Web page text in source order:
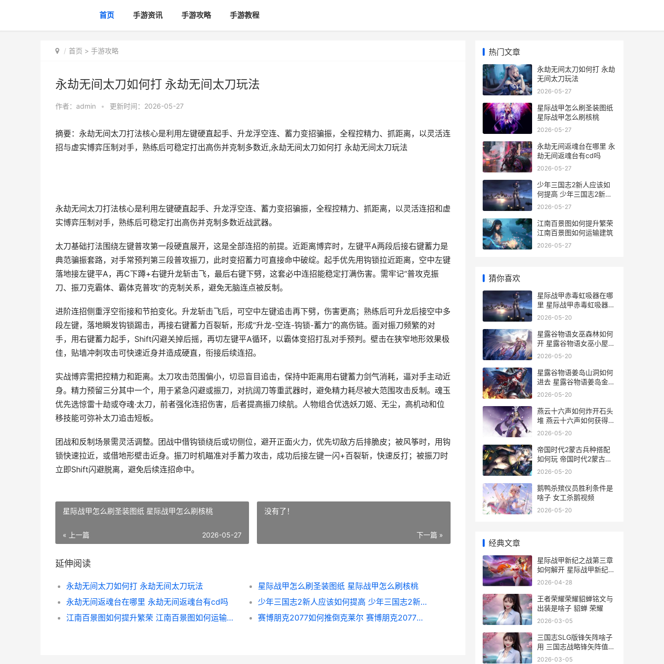
首页 手游资讯 手游攻略 手游教程
首页 > 手游攻略
永劫无间太刀如何打 永劫无间太刀玩法
作者： admin • 更新时间：2026-05-27
摘要：永劫无间太刀打法核心是利用左键硬直起手、升龙浮空连、蓄力变招骗振，全程控精力、抓距离，以灵活连
招与虚实博弈压制对手，熟练后可稳定打出高伤并克制多数近,永劫无间太刀如何打 永劫无间太刀玩法
永劫无间太刀打法核心是利用左键硬直起手、升龙浮空连、蓄力变招骗振，全程控精力、抓距离，以灵活连招和虚
实博弈压制对手，熟练后可稳定打出高伤并克制多数近战武器。
太刀基础打法围绕左键普攻第一段硬直展开，这是全部连招的前提。近距离博弈时，左键平A两段后接右键蓄力是
典范骗振套路，对手常预判第三段普攻振刀，此时变招蓄力可直接命中破绽。起手优先用钩锁拉近距离，空中左键
落地接左键平A，再C下蹲+右键升龙斩击飞，最后右键下劈，这套必中连招能稳定打满伤害。需牢记“普攻克振
刀、振刀克霸体、霸体克普攻”的克制关系，避免无脑连点被反制。
进阶连招侧重浮空衔接和节拍变化。升龙斩击飞后，可空中左键追击再下劈，伤害更高；熟练后可升龙后接空中多
段左键，落地瞬发钩锁踢击，再接右键蓄力百裂斩，形成“升龙-空连-钩锁-蓄力”的高伤链。面对振刀频繁的对
手，用右键蓄力起手，Shift闪避关掉后摇，再切左键平A循环，以霸体变招打乱对手预判。壁击在狭窄地形效果极
佳，贴墙冲刺攻击可快速近身并造成硬直，衔接后续连招。
实战博弈需把控精力和距离。太刀攻击范围偏小，切忌盲目追击，保持中距离用右键蓄力剑气消耗，逼对手主动近
身。精力预留三分其中一个，用于紧急闪避或振刀，对抗阔刀等重武器时，避免精力耗尽被大范围攻击反制。魂玉
优先选惊雷十劫或夺魂·太刀，前者强化连招伤害，后者提高振刀续航。人物组合优选妖刀姬、无尘，高机动和位
移技能可弥补太刀追击短板。
团战和反制场景需灵活调整。团战中借钩锁绕后或切侧位，避开正面火力，优先切敌方后排脆皮；被风筝时，用钩
锁快速拉近，或借地形壁击近身。振刀时机瞄准对手蓄力攻击，成功后接左键一闪+百裂斩，快速反打；被振刀时
立即Shift闪避脱离，避免后续连招命中。
星际战甲怎么刷圣装图纸 星际战甲怎么刷核桃
« 上一篇 2026-05-27
没有了！
下一篇 »
延伸阅读
永劫无间太刀如何打 永劫无间太刀玩法
星际战甲怎么刷圣装图纸 星际战甲怎么刷核桃
永劫无间返魂台在哪里 永劫无间返魂台有cd吗
少年三国志2新人应该如何提高 少年三国志2新区开服时间
江南百景图如何提升繁荣 江南百景图如何运输建筑
赛博朋克2077如何推倒克莱尔 赛博朋克2077如何阅读分离芯片
热门文章
永劫无间太刀如何打 永劫
无间太刀玩法
2026-05-27
星际战甲怎么刷圣装图纸
星际战甲怎么刷核桃
2026-05-27
永劫无间返魂台在哪里 永
劫无间返魂台有cd吗
2026-05-27
少年三国志2新人应该如
何提高 少年三国志2新区
开服时间
2026-05-27
江南百景图如何提升繁荣
江南百景图如何运输建筑
2026-05-27
猜你喜欢
星际战甲赤毒虹吸器在哪
里 星际战甲赤毒虹吸器怎
么破坏
2026-05-20
星露谷物语女巫森林如何
开 星露谷物语女巫小屋怎
么进去
2026-05-20
星露谷物语姜岛山洞如何
进去 星露谷物语姜岛金核
桃
2026-05-20
燕云十六声如何炸开石头
堆 燕云十六声如何获得暮
云佩
2026-05-20
帝国时代2蒙古兵种搭配
如何玩 帝国时代2蒙古突
骑属性
2026-05-20
鹅鸭杀殡仪员胜利条件是
啥子 女工杀鹅视频
2026-05-20
经典文章
星际战甲新纪之战第三章
如何解开 星际战甲新纪之
战启用重写命令
2026-04-28
王者荣耀荣耀貂蝉铭文与
出装是啥子 貂蝉 荣耀
2026-03-05
三国志SLG版锋矢阵啥子
用 三国志战略锋矢阵值不
值得拆
2026-03-05